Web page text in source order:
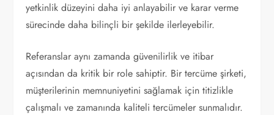
yetkinlik düzeyini daha iyi anlayabilir ve karar verme
sürecinde daha bilinçli bir şekilde ilerleyebilir.
Referanslar aynı zamanda güvenilirlik ve itibar
açısından da kritik bir role sahiptir. Bir tercüme şirketi,
müşterilerinin memnuniyetini sağlamak için titizlikle
çalışmalı ve zamanında kaliteli tercümeler sunmalıdır.